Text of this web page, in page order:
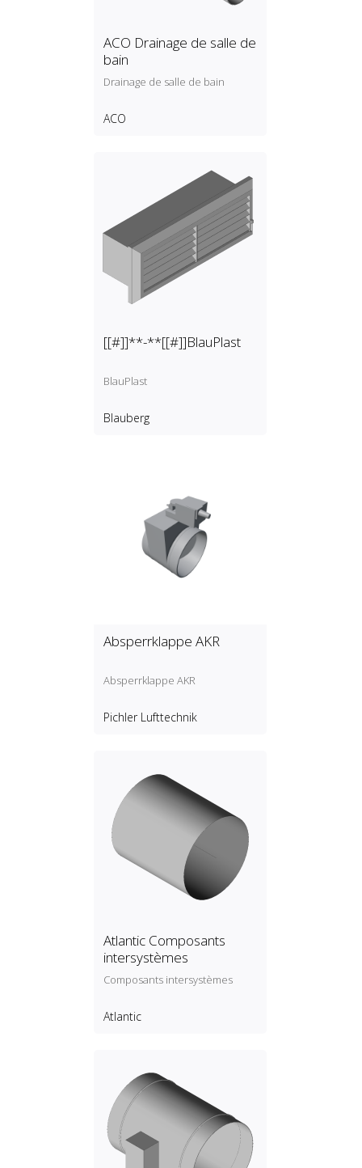
ACO Drainage de salle de
bain
Drainage de salle de bain
ACO
[[#]]**-**[[#]]BlauPlast
BlauPlast
Blauberg
Absperrklappe AKR
Absperrklappe AKR
Pichler Lufttechnik
Atlantic Composants
intersystèmes
Composants intersystèmes
Atlantic